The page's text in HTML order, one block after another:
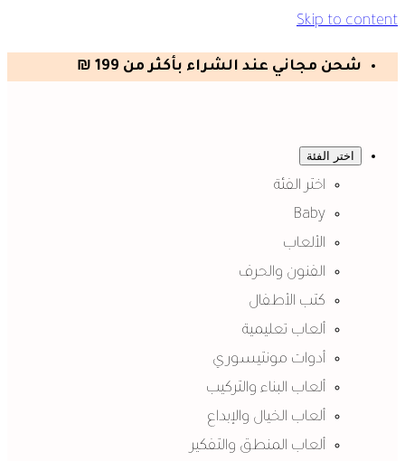
Skip to content
شحن مجاني عند الشراء بأكثر من 199 ₪
اختر الفئة
اختر الفئة
Baby
الألعاب
الفنون والحرف
كتب الأطفال
ألعاب تعليمية
أدوات مونتيسوري
ألعاب البناء والتركيب
ألعاب الخيال والإبداع
ألعاب المنطق والتفكير